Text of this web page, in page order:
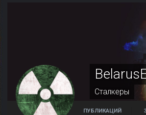
Сталкеры
ПУБЛИКАЦИЙ